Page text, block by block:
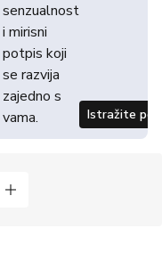
senzualnost
i mirisni
potpis koji
se razvija
zajedno s
vama.
Istražite